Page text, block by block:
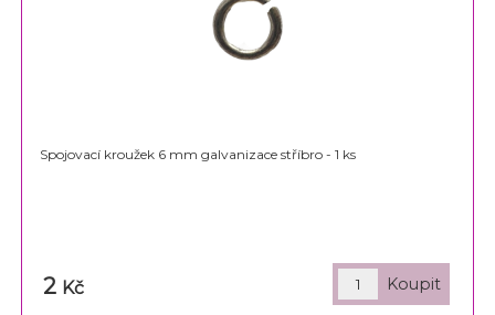
Spojovací kroužek 6 mm galvanizace stříbro - 1 ks
2 Kč